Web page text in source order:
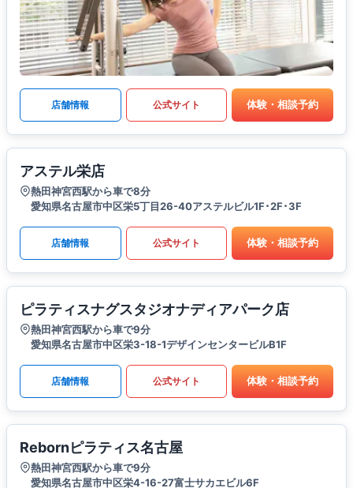
店舗情報 公式サイト 体験・相談予約
アステル栄店
熱田神宮西駅から車で8分
愛知県名古屋市中区栄5丁目26-40アステルビル1F･2F･3F
店舗情報 公式サイト 体験・相談予約
ピラティスナグスタジオナディアパーク店
熱田神宮西駅から車で9分
愛知県名古屋市中区栄3-18-1デザインセンタービルB1F
店舗情報 公式サイト 体験・相談予約
Rebornピラティス名古屋
熱田神宮西駅から車で9分
愛知県名古屋市中区栄4-16-27富士サカエビル6F